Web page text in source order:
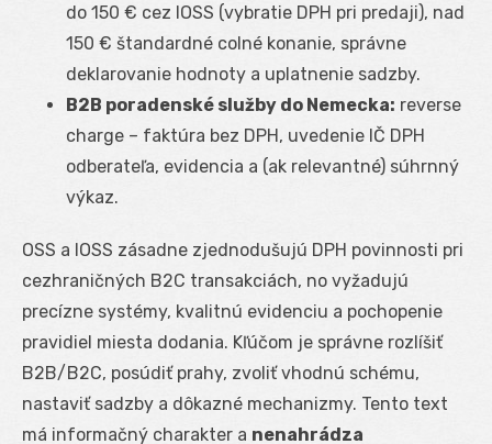
do 150 € cez IOSS (vybratie DPH pri predaji), nad
150 € štandardné colné konanie, správne
deklarovanie hodnoty a uplatnenie sadzby.
B2B poradenské služby do Nemecka: reverse
charge – faktúra bez DPH, uvedenie IČ DPH
odberateľa, evidencia a (ak relevantné) súhrnný
výkaz.
OSS a IOSS zásadne zjednodušujú DPH povinnosti pri
cezhraničných B2C transakciách, no vyžadujú
precízne systémy, kvalitnú evidenciu a pochopenie
pravidiel miesta dodania. Kľúčom je správne rozlíšiť
B2B/B2C, posúdiť prahy, zvoliť vhodnú schému,
nastaviť sadzby a dôkazné mechanizmy. Tento text
má informačný charakter a nenahrádza